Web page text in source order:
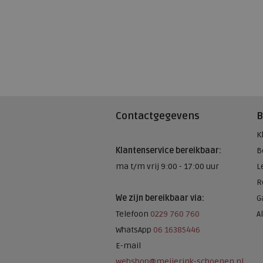
Contactgegevens
Klantenservice bereikbaar:
ma t/m vrij 9:00 - 17:00 uur
We zijn bereikbaar via:
Telefoon 0229 760 760
WhatsApp 06 16385446
E-mail